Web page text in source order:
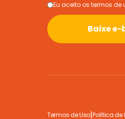
Eu aceito os termos
Baixe
Termos de Uso|Política de